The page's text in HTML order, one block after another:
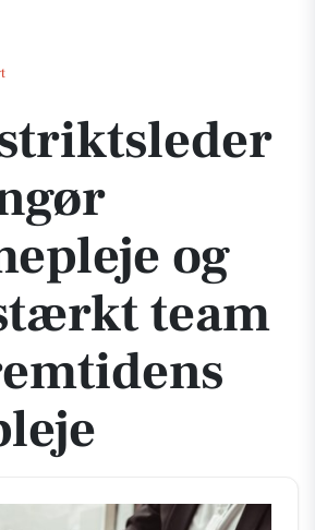
Helsingør Hjemmepleje og led et stærkt team
og
team